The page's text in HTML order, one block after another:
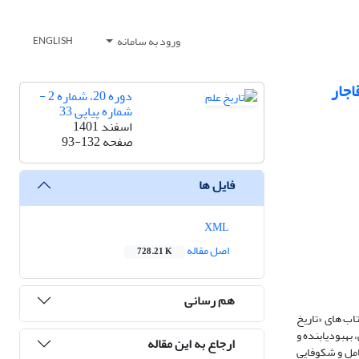
ورود به سامانه ENGLISH
های «تاریخ
و
و شکوفایی
دوره 20، شماره 2 -
شماره پیاپی 33
اسفند 1401
صفحه93-132
فایل ها
اصل مقاله
728.21 K
هم رسانی
ارجاع به این مقاله